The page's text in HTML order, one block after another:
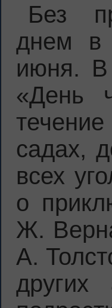
Без
днем в
июня. В
«День
садах,
всех
о
Ж.
А.
других